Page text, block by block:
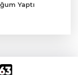
Yaptı